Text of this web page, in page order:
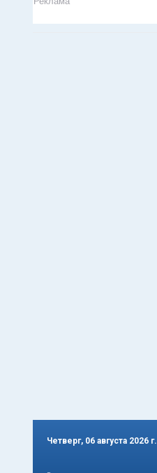
Четверг, 06 августа 2026 г.